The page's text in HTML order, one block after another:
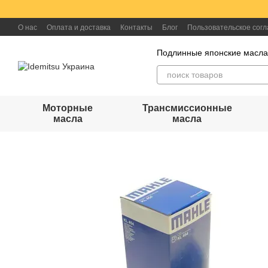
О нас Оплата и доставка Контакты Блог Пользовательское
Подлинные японские
Моторные
масла
Трансмиссионные
масла